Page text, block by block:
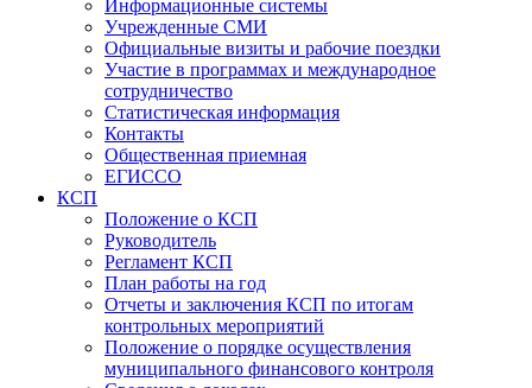
Информационные системы
Учрежденные СМИ
Официальные визиты и рабочие поездки
Участие в программах и международное
сотрудничество
Статистическая информация
Контакты
Общественная приемная
ЕГИССО
КСП
Положение о КСП
Руководитель
Регламент КСП
План работы на год
Отчеты и заключения КСП по итогам
контрольных мероприятий
Положение о порядке осуществления
муниципального финансового контроля